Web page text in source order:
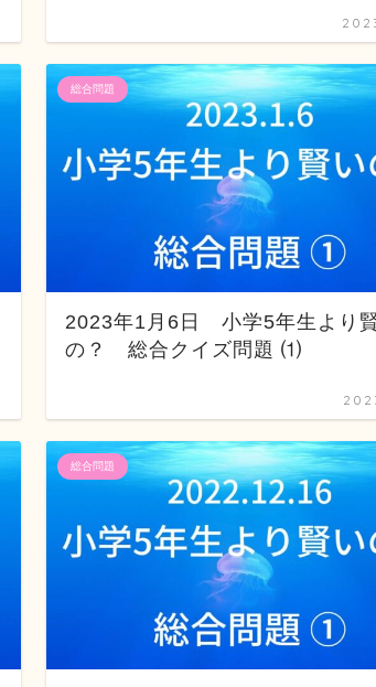
総合問題
2023年1月6日 小学5年生より
の？ 総合クイズ問題 ⑴
総合問題